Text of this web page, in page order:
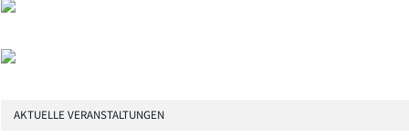
AKTUELLE VERANSTALTUNGEN